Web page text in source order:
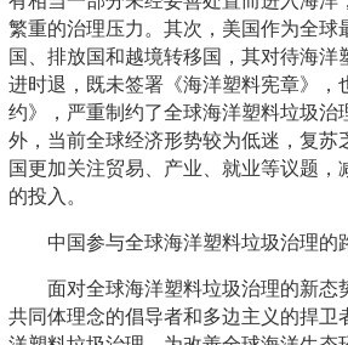
繁重的治理压力。其次，美国作为全球
国、排放国和越境转移国，其对待海洋
进时退，既未签署《海洋塑料宪章》，
约》，严重制约了全球海洋塑料垃圾治
外，当前全球经济形势较为低迷，复苏
国更加关注贸易、产业、就业等议题，
的投入。
中国参与全球海洋塑料垃圾治理的
面对全球海洋塑料垃圾治理的新态
共同体理念的倡导者和多边主义的捍卫